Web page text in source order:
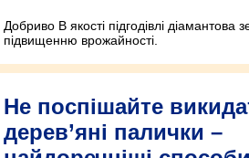
Добриво В якості підгодівлі діамантова
підвищенню врожайності.
Не поспішайте
дерев’яні палички –